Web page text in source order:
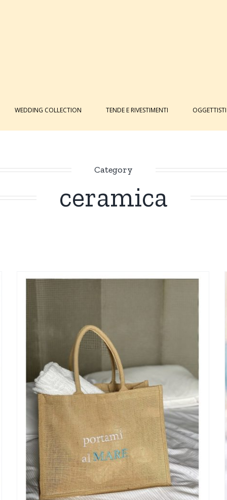
WEDDING COLLECTION TENDE E RIVESTIMENTI
Category
ceramica
Calice Ice Multicolor Vetro
Nuovi Arrivi OGGETTISTICA Più Venduti